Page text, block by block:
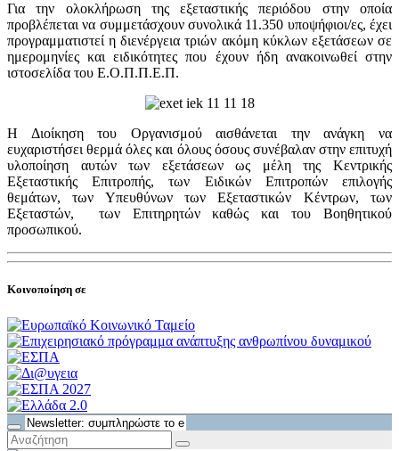
Για την ολοκλήρωση της εξεταστικής περιόδου στην οποία
προβλέπεται να συμμετάσχουν συνολικά 11.350 υποψήφιοι/ες, έχει
προγραμματιστεί η διενέργεια τριών ακόμη κύκλων εξετάσεων σε
ημερομηνίες και ειδικότητες που έχουν ήδη ανακοινωθεί στην
ιστοσελίδα του Ε.Ο.Π.Π.Ε.Π.
Η Διοίκηση του Οργανισμού αισθάνεται την ανάγκη να
ευχαριστήσει θερμά όλες και όλους όσους συνέβαλαν στην επιτυχή
υλοποίηση αυτών των εξετάσεων ως μέλη της Κεντρικής
Εξεταστικής Επιτροπής, των Ειδικών Επιτροπών επιλογής
θεμάτων, των Υπευθύνων των Εξεταστικών Κέντρων, των
Εξεταστών, των Επιτηρητών καθώς και του Βοηθητικού
προσωπικού.
Κοινοποίηση σε